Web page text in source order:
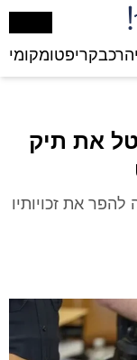
רכבקריפטומקומי
את תיק
את זכויותיו